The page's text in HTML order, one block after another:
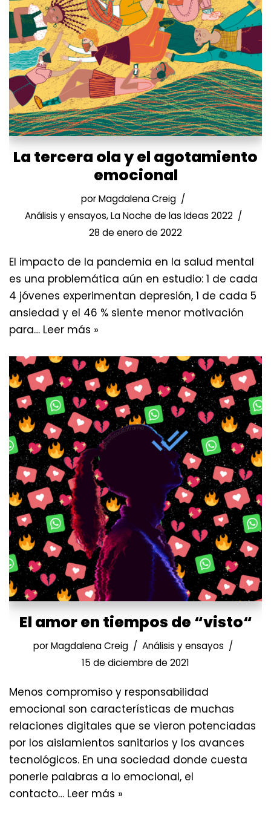
La tercera ola y el agotamiento
emocional
porMagdalena Creig
Análisis y ensayos,La Noche de las Ideas 2022
28 de enero de 2022
El impacto de la pandemia en la salud mental
es una problemática aún en estudio: 1 de cada
4 jóvenes experimentan depresión, 1 de cada 5
ansiedad y el 46 % siente menor motivación
para… Leer más »
El amor en tiempos de “visto“
porMagdalena Creig
Análisis y ensayos
15 de diciembre de 2021
Menos compromiso y responsabilidad
emocional son características de muchas
relaciones digitales que se vieron potenciadas
por los aislamientos sanitarios y los avances
tecnológicos. En una sociedad donde cuesta
ponerle palabras a lo emocional, el
contacto… Leer más »